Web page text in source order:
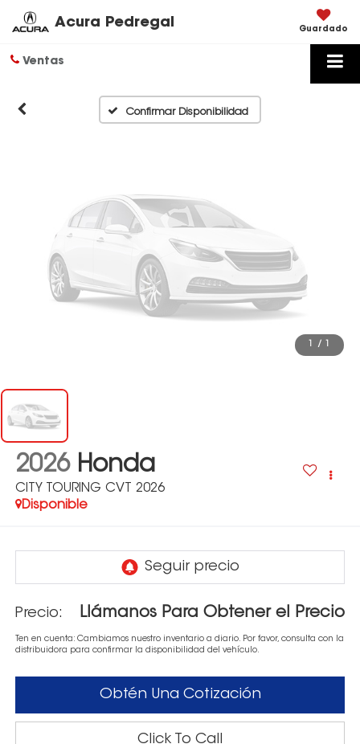
Acura Pedregal Guardado
Ventas
Confirmar Disponibilidad
Disponibles
Por favor, revise luego
/
2026 Honda
CITY TOURING CVT 2026
Disponible
Precio: Llámanos Para Obtener el Precio
Ten en cuenta: Cambiamos nuestro inventario a diario. Por favor, consulta con la
distribuidora para confirmar la disponibilidad del vehículo.
Obtén Una Cotización
Click To Call